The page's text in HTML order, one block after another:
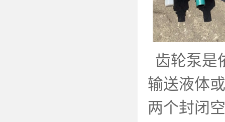
齿轮泵是
输送液体
两个封闭